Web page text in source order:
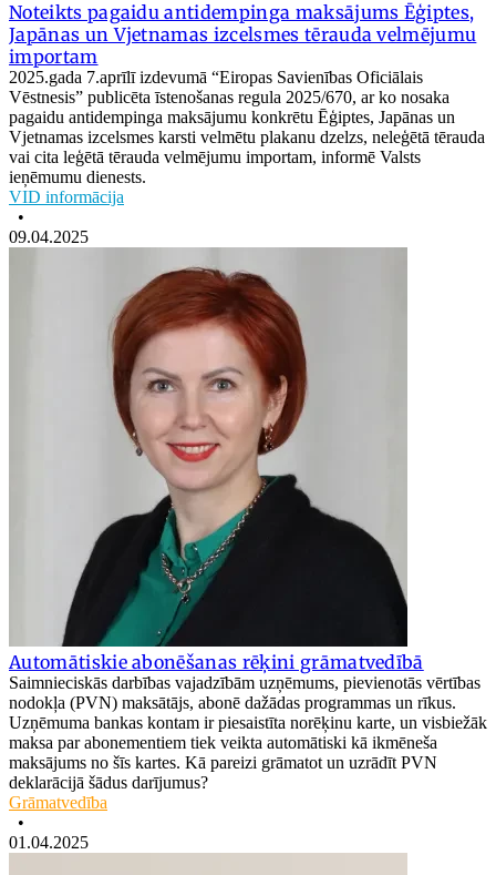
Noteikts pagaidu antidempinga maksājums Ēģiptes,
Japānas un Vjetnamas izcelsmes tērauda velmējumu
importam
2025.gada 7.aprīlī izdevumā “Eiropas Savienības Oficiālais
Vēstnesis” publicēta īstenošanas regula 2025/670, ar ko nosaka
pagaidu antidempinga maksājumu konkrētu Ēģiptes, Japānas un
Vjetnamas izcelsmes karsti velmētu plakanu dzelzs, neleģētā tērauda
vai cita leģētā tērauda velmējumu importam, informē Valsts
ieņēmumu dienests.
VID informācija
•
09.04.2025
Automātiskie abonēšanas rēķini grāmatvedībā
Saimnieciskās darbības vajadzībām uzņēmums, pievienotās vērtības
nodokļa (PVN) maksātājs, abonē dažādas programmas un rīkus.
Uzņēmuma bankas kontam ir piesaistīta norēķinu karte, un visbiežāk
maksa par abonementiem tiek veikta automātiski kā ikmēneša
maksājums no šīs kartes. Kā pareizi grāmatot un uzrādīt PVN
deklarācijā šādus darījumus?
Grāmatvedība
•
01.04.2025